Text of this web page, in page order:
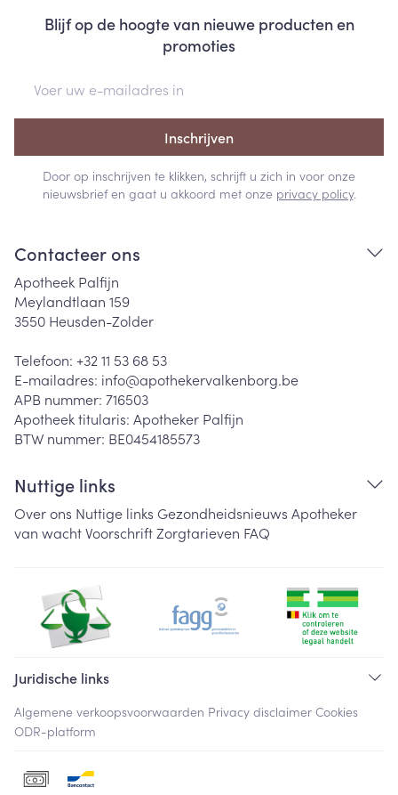
Blijf op de hoogte van nieuwe producten en
promoties
Inschrijven
Door op inschrijven te klikken, schrijft u zich in voor onze
nieuwsbrief en gaat u akkoord met onze privacy policy.
Contacteer ons
Apotheek Palfijn
Meylandtlaan 159
3550 Heusden-Zolder
Telefoon: +32 11 53 68 53
E-mailadres: info@apothekervalkenborg.be
APB nummer: 716503
Apotheek titularis: Apotheker Palfijn
BTW nummer: BE0454185573
Nuttige links
Over ons Nuttige links Gezondheidsnieuws Apotheker
van wachtVoorschriftZorgtarieven FAQ
Juridische links
Algemene verkoopsvoorwaarden Privacy disclaimer Cookies
ODR-platform